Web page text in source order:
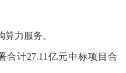
算力服务。
合计27.11亿元中标项目合